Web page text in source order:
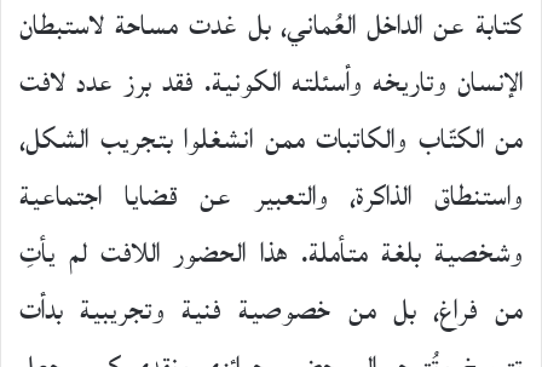
كتابة عن الداخل العُماني، بل غدت مساحة لاستبطان
الإنسان وتاريخه وأسئلته الكونية. فقد برز عدد لافت
من الكتّاب والكاتبات ممن انشغلوا بتجريب الشكل،
واستنطاق الذاكرة، والتعبير عن قضايا اجتماعية
وشخصية بلغة متأملة. هذا الحضور اللافت لم يأتِ
من فراغ، بل من خصوصية فنية وتجريبية بدأت